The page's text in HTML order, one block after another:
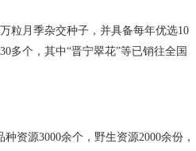
粒月季杂交种子，并具备每年优选10
多个，其中“晋宁翠花”等已销往全国
资源3000余个，野生资源2000余份，